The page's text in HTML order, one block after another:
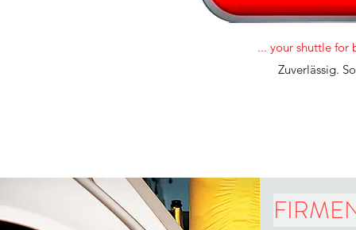
... your shuttle for
Zuverlässig.